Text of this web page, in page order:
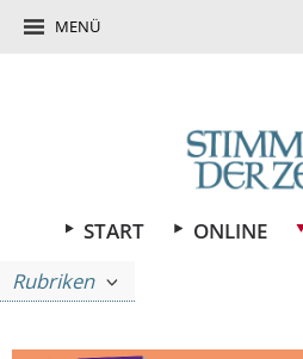
MENÜ
START ONLINE
Rubriken